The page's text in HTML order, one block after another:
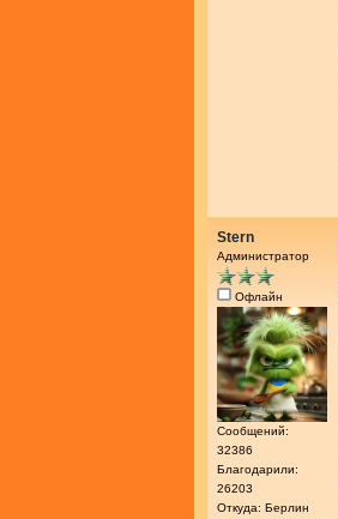
Stern
Администратор
Офлайн
Сообщений:
32386
Благодарили:
26203
Откуда: Берлин